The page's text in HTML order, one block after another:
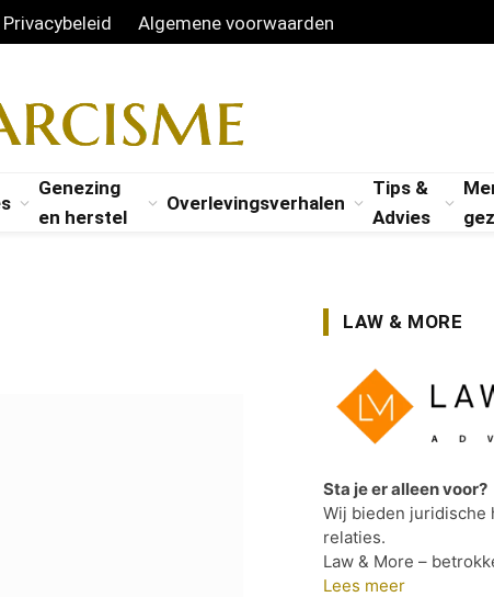
Privacybeleid Algemene voorwaarden
Genezing
en herstel
Overlevingsverhalen
Tips &
Advies
LAW & MORE
Sta je er alleen voor?
Wij bieden juridische
relaties.
Law & More –
Lees meer